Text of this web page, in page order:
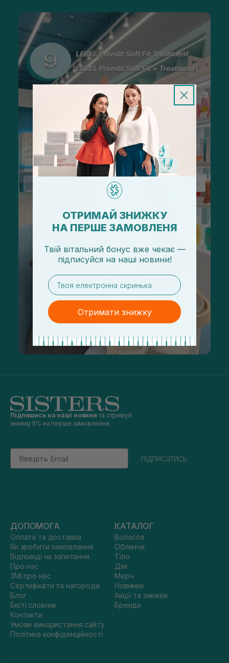
Підпишись на наші новини та отримуй
знижку 5% на перше замовлення
Email
підписатись
ДОПОМОГА
Оплата та доставка
Як зробити замовлення
Відповіді на запитання
Про нас
ЗМІ про нас
Сертифікати та нагороди
Блог
Бюті словник
Контакти
Умови використання сайту
Політика конфіденційності
КАТАЛОГ
Волосся
Обличчя
Тіло
Дім
Мерч
Новинки
Акції та знижки
Бренди
ОТРИМАЙ ЗНИЖКУ
НА ПЕРШЕ ЗАМОВЛЕНЯ
Твій вітальний бонус вже чекає —
підписуйся на наші новини!
email
Отримати знижку